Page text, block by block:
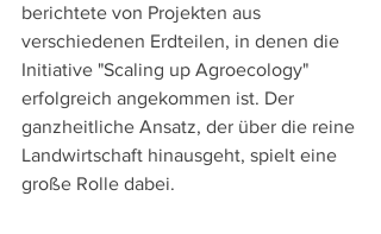
berichtete von Projekten aus
verschiedenen Erdteilen, in denen die
Initiative "Scaling up Agroecology"
erfolgreich angekommen ist. Der
ganzheitliche Ansatz, der über die reine
Landwirtschaft hinausgeht, spielt eine
große Rolle dabei.